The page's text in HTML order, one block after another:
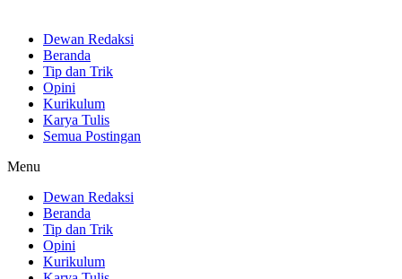
Dewan Redaksi
Beranda
Tip dan Trik
Opini
Kurikulum
Karya Tulis
Semua Postingan
Menu
Dewan Redaksi
Beranda
Tip dan Trik
Opini
Kurikulum